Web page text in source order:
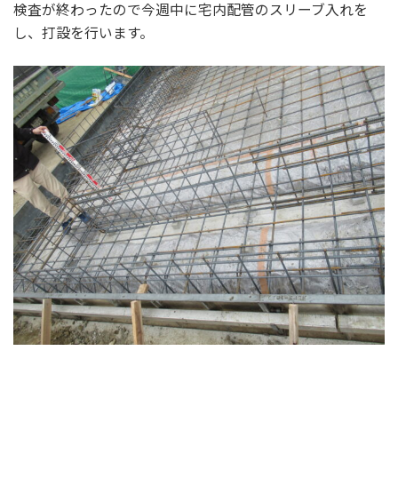
検査が終わったので今週中に宅内配管のスリーブ入れを
し、打設を行います。